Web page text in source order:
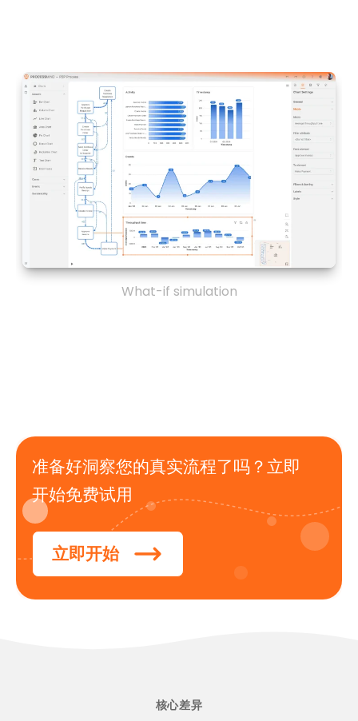
What-if simulation
准备好洞察您的真实流程了吗？立即
开始免费试用
立即开始
核心差异